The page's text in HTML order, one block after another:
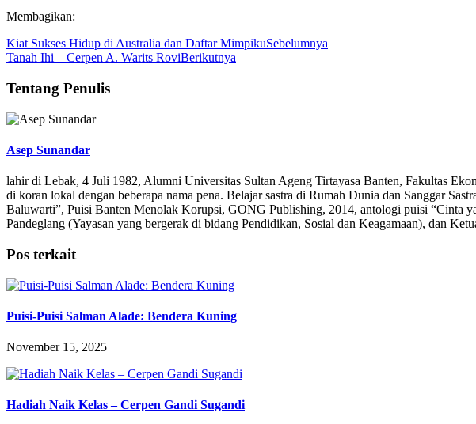
Membagikan:
Kiat Sukses Hidup di Australia dan Daftar MimpikuSebelumnya
Tanah Ihi – Cerpen A. Warits RoviBerikutnya
Tentang Penulis
Asep Sunandar
lahir di Lebak, 4 Juli 1982, Alumni Universitas Sultan Ageng Tirtayasa Banten, Fakultas
di koran lokal dengan beberapa nama pena. Belajar sastra di Rumah Dunia dan Sanggar
Baluwarti”, Puisi Banten Menolak Korupsi, GONG Publishing, 2014, antologi puisi “Cinta
Pandeglang (Yayasan yang bergerak di bidang Pendidikan, Sosial dan Keagamaan), dan
Pos terkait
Puisi-Puisi Salman Alade: Bendera Kuning
November 15, 2025
Hadiah Naik Kelas – Cerpen Gandi Sugandi